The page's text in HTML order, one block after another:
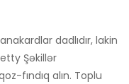
dadlıdır, lakin
Şəkillər
fındıq alın. Toplu